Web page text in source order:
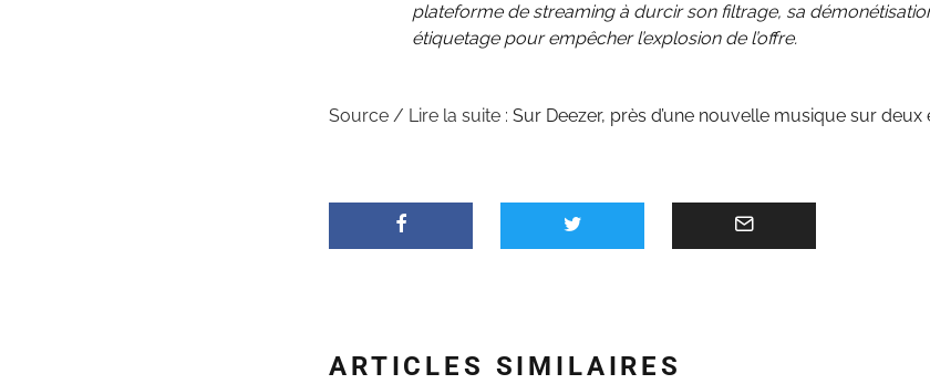
plateforme de streaming à durcir son filtrage, sa
étiquetage pour empêcher l’explosion de l’offre.
Source / Lire la suite : Sur Deezer, près d’une nouvelle musique sur deux
ARTICLES SIMILAIRES